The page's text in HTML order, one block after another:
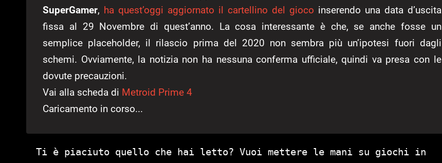
SuperGamer, ha quest’oggi aggiornato il cartellino del gioco inserendo una data d’uscita
fissa al 29 Novembre di quest’anno. La cosa interessante è che, se anche fosse un
semplice placeholder, il rilascio prima del 2020 non sembra più un’ipotesi fuori dagli
schemi. Ovviamente, la notizia non ha nessuna conferma ufficiale, quindi va presa con le
dovute precauzioni.
Vai alla scheda di Metroid Prime 4
Caricamento in corso...
Ti è piaciuto quello che hai letto? Vuoi mettere le mani su giochi in